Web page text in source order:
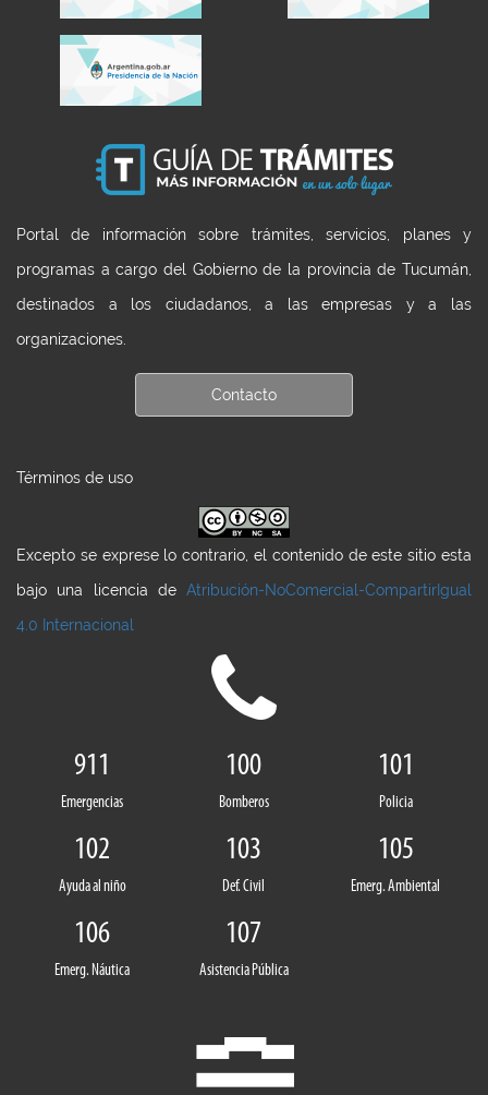
Portal de información sobre trámites, servicios, planes y
programas a cargo del Gobierno de la provincia de Tucumán,
destinados a los ciudadanos, a las empresas y a las
organizaciones.
Contacto
Términos de uso
Excepto se exprese lo contrario, el contenido de este sitio esta
bajo una licencia de Atribución-NoComercial-CompartirIgual
4.0 Internacional
911
Emergencias
100
Bomberos
101
Policia
102
Ayuda al niño
103
Def. Civil
105
Emerg. Ambiental
106
Emerg. Náutica
107
Asistencia Pública